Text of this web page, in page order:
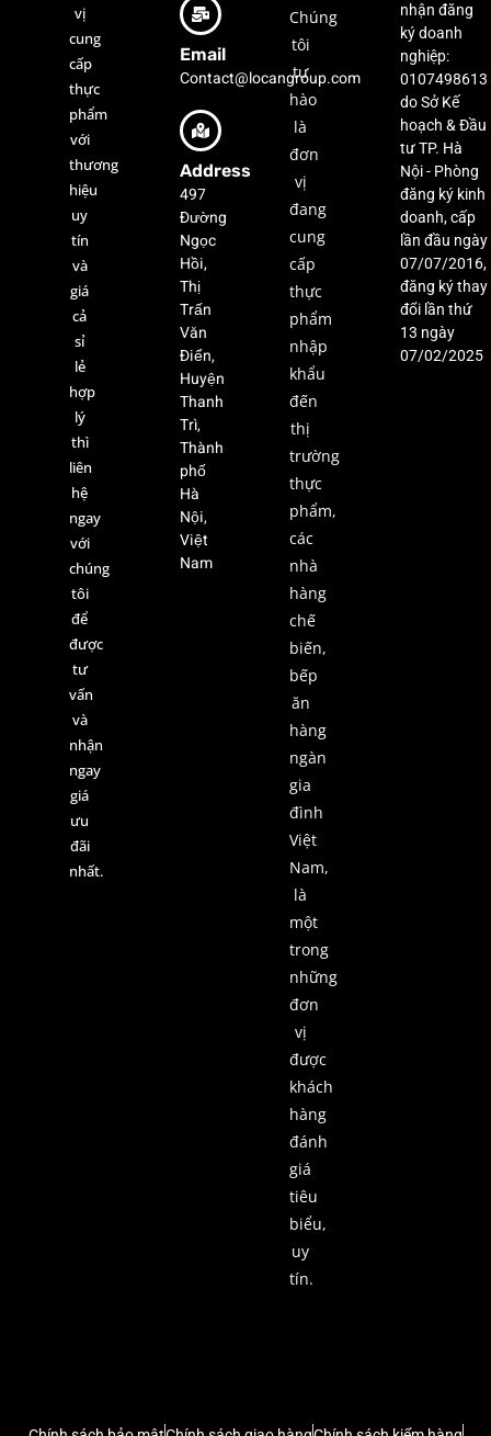
vị
cung
cấp
thực
phẩm
với
thương
hiệu
uy
tín
và
giá
cả
sỉ
lẻ
hợp
lý
thì
liên
hệ
ngay
với
chúng
tôi
để
được
tư
vấn
và
nhận
ngay
giá
ưu
đãi
nhất.
Email
Contact@locangroup.com
Address
497
Đường
Ngọc
Hồi,
Thị
Trấn
Văn
Điển,
Huyện
Thanh
Trì,
Thành
phố
Hà
Nội,
Việt
Nam
Chúng
tôi
tự
hào
là
đơn
vị
đang
cung
cấp
thực
phẩm
nhập
khẩu
đến
thị
trường
thực
phẩm,
các
nhà
hàng
chế
biến,
bếp
ăn
hàng
ngàn
gia
đình
Việt
Nam,
là
một
trong
những
đơn
vị
được
khách
hàng
đánh
giá
tiêu
biểu,
uy
tín.
nhận đăng
ký doanh
nghiệp:
0107498613
do Sở Kế
hoạch & Đầu
tư TP. Hà
Nội - Phòng
đăng ký kinh
doanh, cấp
lần đầu ngày
07/07/2016,
đăng ký thay
đổi lần thứ
13 ngày
07/02/2025